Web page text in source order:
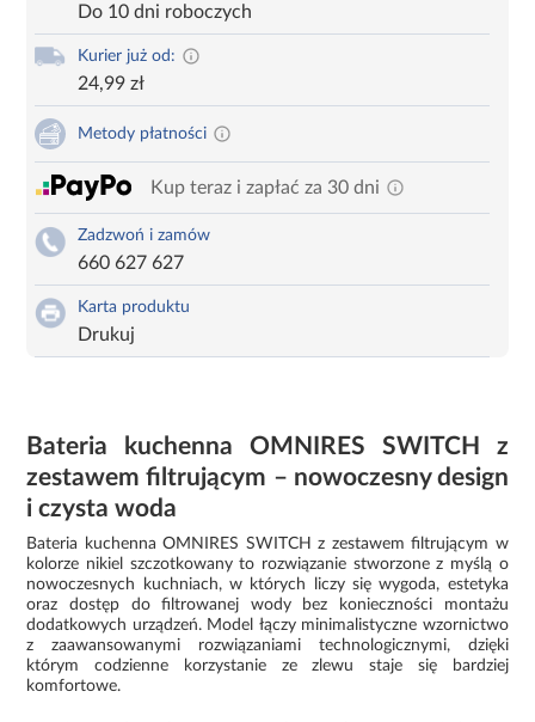
Do 10 dni roboczych
Kurier już od:
24,99 zł
Metody płatności
Kup teraz i zapłać za 30 dni
Zadzwoń i zamów
660 627 627
Karta produktu
Drukuj
Bateria kuchenna OMNIRES SWITCH z
zestawem filtrującym – nowoczesny design
i czysta woda
Bateria kuchenna OMNIRES SWITCH z zestawem filtrującym w
kolorze nikiel szczotkowany to rozwiązanie stworzone z myślą o
nowoczesnych kuchniach, w których liczy się wygoda, estetyka
oraz dostęp do filtrowanej wody bez konieczności montażu
dodatkowych urządzeń. Model łączy minimalistyczne wzornictwo
z zaawansowanymi rozwiązaniami technologicznymi, dzięki
którym codzienne korzystanie ze zlewu staje się bardziej
komfortowe.